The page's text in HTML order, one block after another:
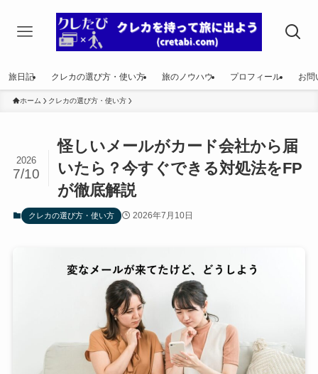
旅日記 クレカの選び方・使い方 旅のノウハウ プロフィール お問
ホーム クレカの選び方・使い方
怪しいメールがカード会社から届
いたら？今すぐできる対処法をFP
が徹底解説
2026
7/10
クレカの選び方・使い方 2026年7月10日